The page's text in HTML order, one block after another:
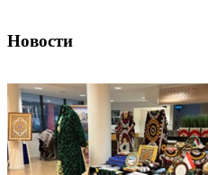
Новости